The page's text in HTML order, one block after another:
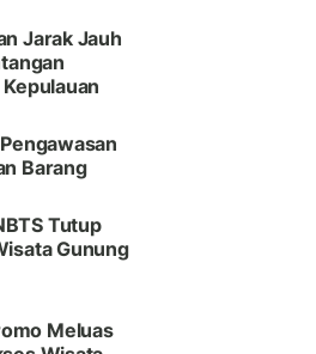
Jarak Jauh
Barang
Tutup
Gunung
Meluas